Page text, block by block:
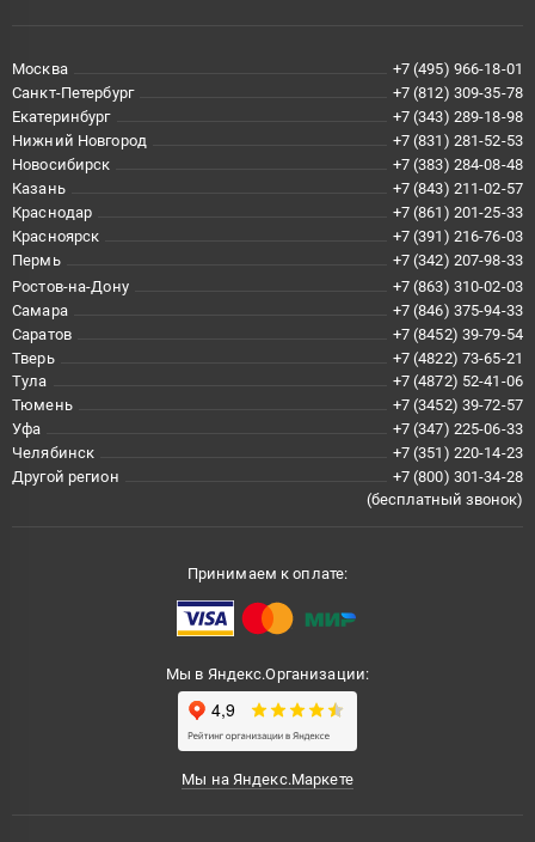
Москва
+7 (495) 966-18-01
Санкт-Петербург
+7 (812) 309-35-78
Екатеринбург
+7 (343) 289-18-98
Нижний Новгород
+7 (831) 281-52-53
Новосибирск
+7 (383) 284-08-48
Казань
+7 (843) 211-02-57
Краснодар
+7 (861) 201-25-33
Красноярск
+7 (391) 216-76-03
Пермь
+7 (342) 207-98-33
Ростов-на-Дону
+7 (863) 310-02-03
Самара
+7 (846) 375-94-33
Саратов
+7 (8452) 39-79-54
Тверь
+7 (4822) 73-65-21
Тула
+7 (4872) 52-41-06
Тюмень
+7 (3452) 39-72-57
Уфа
+7 (347) 225-06-33
Челябинск
+7 (351) 220-14-23
Другой регион
+7 (800) 301-34-28
(бесплатный звонок)
Принимаем к оплате:
Мы в Яндекс.Организации:
Мы на Яндекс.Маркете